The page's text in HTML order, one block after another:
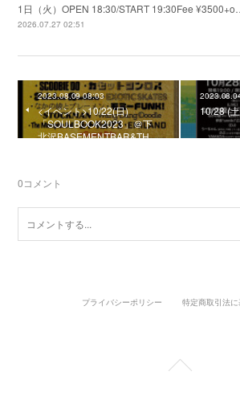
1日（火）OPEN 18:30/START 19:30Fee
2026.07.27 02:51
2023.08.09 08:03
<イベント>10/22(日)
「SOULBOOK2023」＠下
北沢BASEMENTBAR&TH…
10/28 (
0コメント
プライバシーポリシー 特定商取引法